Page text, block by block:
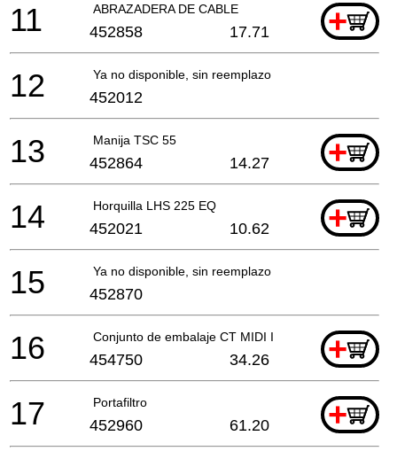
ABRAZADERA DE CABLE +
11 452858 17.71
Ya no disponible, sin reemplazo
12 452012
Manija TSC 55 +
13 452864 14.27
Horquilla LHS 225 EQ +
14 452021 10.62
Ya no disponible, sin reemplazo
15 452870
Conjunto de embalaje CT MIDI I ET-BG +
16 454750 34.26
Portafiltro +
17 452960 61.20